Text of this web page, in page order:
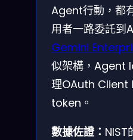
Agent行動，都
用者一路委託
Gemini
似架構，Agent
理OAuth Client
token。
數據佐證： NIST